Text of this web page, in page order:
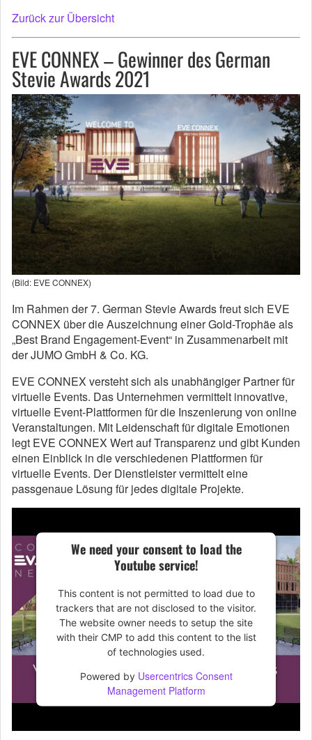
Zurück zur Übersicht
EVE CONNEX – Gewinner des German
Stevie Awards 2021
(Bild: EVE CONNEX)
Im Rahmen der 7. German Stevie Awards freut sich EVE
CONNEX über die Auszeichnung einer Gold-Trophäe als
„Best Brand Engagement-Event“ in Zusammenarbeit mit
der JUMO GmbH & Co. KG.
EVE CONNEX versteht sich als unabhängiger Partner für
virtuelle Events. Das Unternehmen vermittelt innovative,
virtuelle Event-Plattformen für die Inszenierung von online
Veranstaltungen. Mit Leidenschaft für digitale Emotionen
legt EVE CONNEX Wert auf Transparenz und gibt Kunden
einen Einblick in die verschiedenen Plattformen für
virtuelle Events. Der Dienstleister vermittelt eine
passgenaue Lösung für jedes digitale Projekte.
We need your consent to load the
Youtube service!
This content is not permitted to load due to
trackers that are not disclosed to the visitor.
The website owner needs to setup the site
with their CMP to add this content to the list
of technologies used.
Powered by Usercentrics Consent
Management Platform